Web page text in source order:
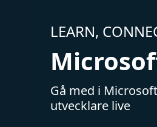
LEARN,
Gå med i
utvecklare live